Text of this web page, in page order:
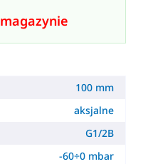
100 mm
aksjalne
G1/2B
-60÷0 mbar